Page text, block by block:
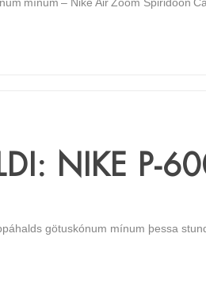
mínum – Nike Air Zoom Spiridoon
NIKE P-
götuskónum mínum þessa